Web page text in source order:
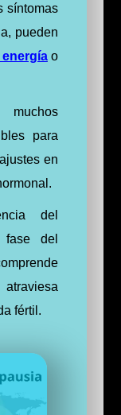
síntomas
pueden
o
para
en
del
del
fértil.